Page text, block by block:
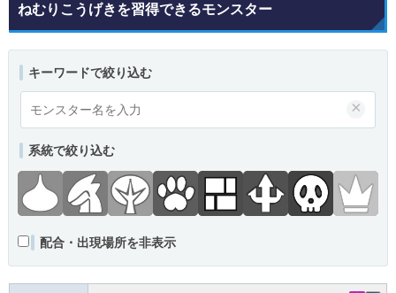
ねむりこうげきを習得できるモンスター
キーワードで絞り込む
×
系統で絞り込む
配合・出現場所を非表示